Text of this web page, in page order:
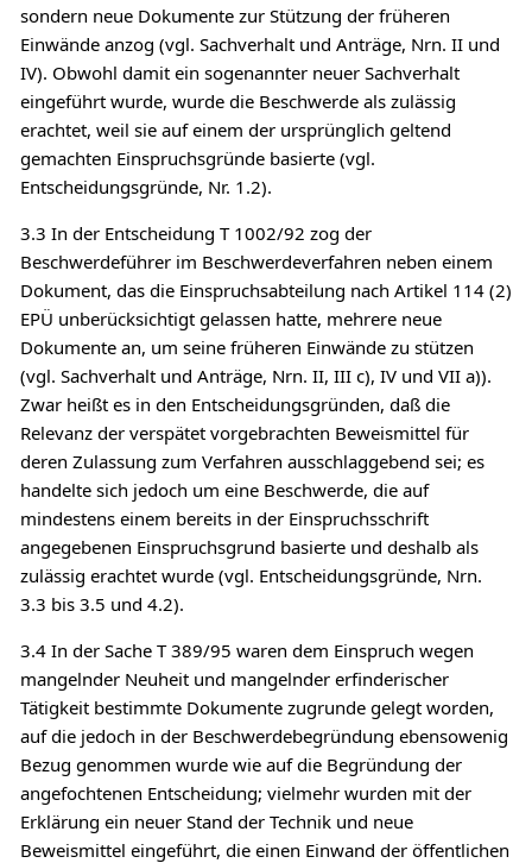
sondern neue Dokumente zur Stützung der früheren
Einwände anzog (vgl. Sachverhalt und Anträge, Nrn. II und
IV). Obwohl damit ein sogenannter neuer Sachverhalt
eingeführt wurde, wurde die Beschwerde als zulässig
erachtet, weil sie auf einem der ursprünglich geltend
gemachten Einspruchsgründe basierte (vgl.
Entscheidungsgründe, Nr. 1.2).
3.3 In der Entscheidung T 1002/92 zog der
Beschwerdeführer im Beschwerdeverfahren neben einem
Dokument, das die Einspruchsabteilung nach Artikel 114 (2)
EPÜ unberücksichtigt gelassen hatte, mehrere neue
Dokumente an, um seine früheren Einwände zu stützen
(vgl. Sachverhalt und Anträge, Nrn. II, III c), IV und VII a)).
Zwar heißt es in den Entscheidungsgründen, daß die
Relevanz der verspätet vorgebrachten Beweismittel für
deren Zulassung zum Verfahren ausschlaggebend sei; es
handelte sich jedoch um eine Beschwerde, die auf
mindestens einem bereits in der Einspruchsschrift
angegebenen Einspruchsgrund basierte und deshalb als
zulässig erachtet wurde (vgl. Entscheidungsgründe, Nrn.
3.3 bis 3.5 und 4.2).
3.4 In der Sache T 389/95 waren dem Einspruch wegen
mangelnder Neuheit und mangelnder erfinderischer
Tätigkeit bestimmte Dokumente zugrunde gelegt worden,
auf die jedoch in der Beschwerdebegründung ebensowenig
Bezug genommen wurde wie auf die Begründung der
angefochtenen Entscheidung; vielmehr wurden mit der
Erklärung ein neuer Stand der Technik und neue
Beweismittel eingeführt, die einen Einwand der öffentlichen